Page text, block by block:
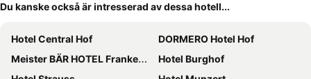
Du kanske också är intresserad av dessa hotell...
Hotel Central Hof
DORMERO Hotel Hof
Meister BÄR HOTEL Frankenwald
Hotel Burghof